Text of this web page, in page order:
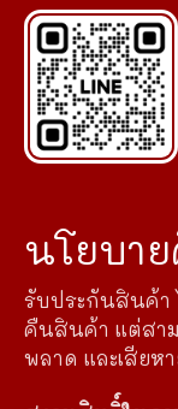
นโยบา
รับประกันสินค้า
คืนสินค้า แต่สา
พลาด และเสียห